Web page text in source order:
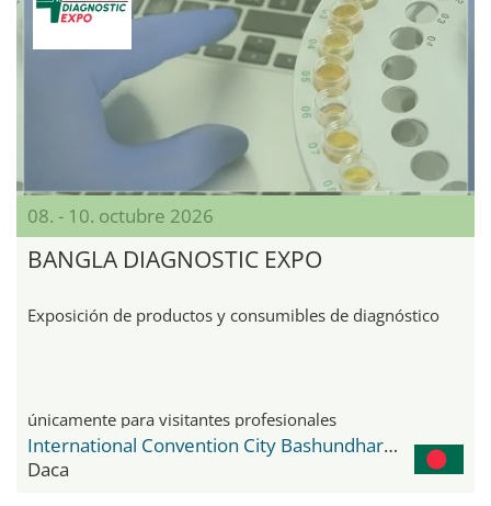
08. - 10. octubre 2026
BANGLA DIAGNOSTIC EXPO
Exposición de productos y consumibles de diagnóstico
únicamente para visitantes profesionales
International Convention City Bashundhara - ICCB
Daca